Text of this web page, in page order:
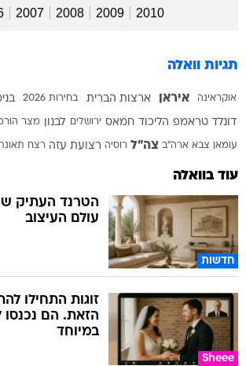
2010
2009
2008
2007
תגיות וואלה
אוקראינה איראן ארצות הברית בחירות 2026
דונלד טראמפ הליכוד חמאס ירושלים לבנון מצר
עומאן צבא ארה"ב צה"ל רוסיה רצועת עזה רצח
עוד בוואלה
חדשות
הטרנד העתיק
עולם העיצוב
Sheee
זוגות התחילו
הזאת. הם
במיוחד